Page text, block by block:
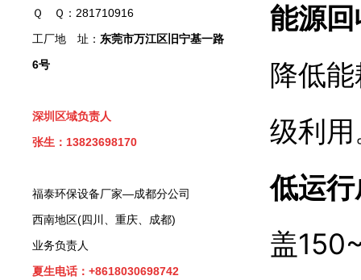
Ｑ Ｑ：281710916
工厂地 址： 东莞市万江区旧宁基一路
6号
深圳区域负责人
张生：13823698170
福泰环保设备厂家—成都分公司
西南地区(四川、重庆、成都)
业务负责人
夏生电话：+8618030698742
能源
降低
级利
低运
盖